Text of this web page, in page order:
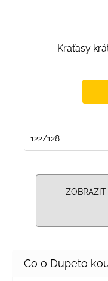
Kraťasy
122/128
ZOBRAZIT